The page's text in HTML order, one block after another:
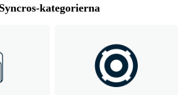
kategorierna